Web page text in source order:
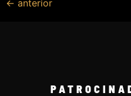
← anterior